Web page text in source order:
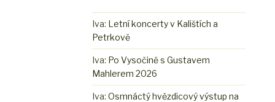
Iva: Letní koncerty v Kalištích a
Petrkově
Iva: Po Vysočině s Gustavem
Mahlerem 2026
Iva:Osmnáctý hvězdicový výstup na